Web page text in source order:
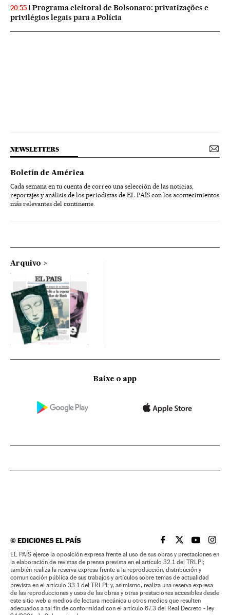
20:55
Programa eleitoral de Bolsonaro: privatizações e
privilégios legais para a Polícia
NEWSLETTERS
Boletín de América
Cada semana en tu cuenta de correo una selección de las noticias,
reportajes y análisis de los periodistas de EL PAÍS con los acontecimientos
más relevantes del continente.
Arquivo
Baixe o app
©EDICIONES EL PAÍS EL PAÍS BRASIL EN
EL PAÍSEL PAÍS
EL
EL PAÍS ejerce la oposición expresa frente al uso de sus obras y prestaciones en
la elaboración de revistas de prensa prevista en el artículo 32.1 del TRLPI;
también realiza la reserva expresa frente a la reproducción, distribución y
comunicación pública de sus trabajos y artículos sobre temas de actualidad
prevista en el artículo 33.1 del TRLPI; y, asimismo, realiza una reserva expresa
de las reproducciones y usos de las obras y otras prestaciones accesibles desde
este sitio web a medios de lectura mecánica u otros medios que resulten
adecuados a tal fin de conformidad con el artículo 67.3 del Real Decreto - ley